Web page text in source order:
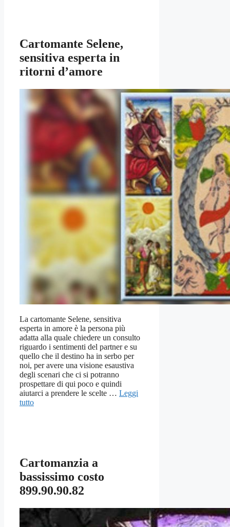
Cartomante Selene,
sensitiva esperta in
ritorni d’amore
La cartomante Selene, sensitiva
esperta in amore è la persona più
adatta alla quale chiedere un consulto
riguardo i sentimenti del partner e su
quello che il destino ha in serbo per
noi, per avere una visione esaustiva
degli scenari che ci si potranno
prospettare di qui poco e quindi
aiutarci a prendere le scelte … Leggi
tutto
Cartomanzia a
bassissimo costo
899.90.90.82